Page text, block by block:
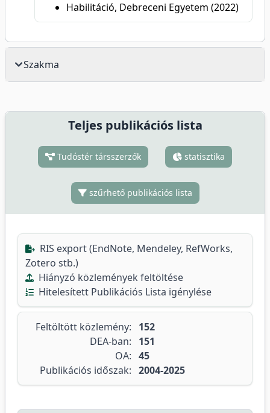
Habilitáció, Debreceni Egyetem (2022)
Szakma
Teljes publikációs lista
Tudóstér társszerzők statisztika
szűrhető publikációs lista
RIS export (EndNote, Mendeley, RefWorks,
Zotero stb.)
Hiányzó közlemények feltöltése
Hitelesített Publikációs Lista igénylése
Feltöltött közlemény:
152
DEA-ban:
151
OA: 45
Publikációs időszak: 2004-2025